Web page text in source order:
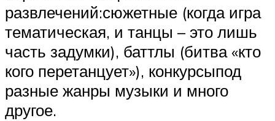
развлечений:сюжетные (когда игра
тематическая, и танцы – это лишь
часть задумки), баттлы (битва «кто
кого перетанцует»), конкурсыпод
разные жанры музыки и много
другое.